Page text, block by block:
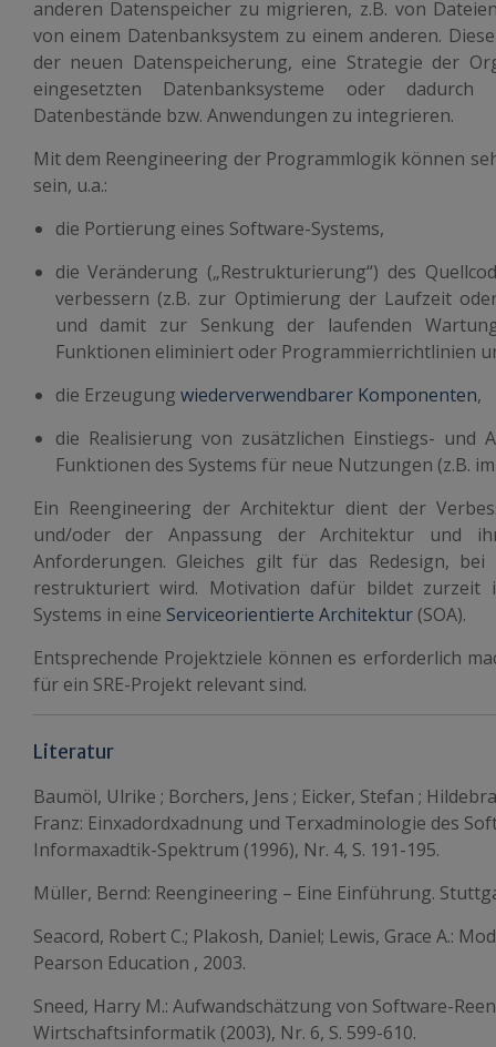
anderen Datenspeicher zu migrieren, z.B. von
von einem Datenbanksystem zu einem anderen.
der neuen Datenspeicherung, eine Strategie der
eingesetzten Datenbanksysteme oder
Datenbestände bzw. Anwendungen zu integrieren.
Mit dem Reengineering der Programmlogik können
sein, u.a.:
die Portierung eines Software-Systems,
die Veränderung („Restrukturierung“) des
verbessern (z.B. zur Optimierung der Laufzeit
und damit zur Senkung der laufenden
Funktionen eliminiert oder Programmierrichtlinien
die Erzeugung wiederverwendbarer Komponenten,
die Realisierung von zusätzlichen Einstiegs- und
Funktionen des Systems für neue Nutzungen (z.B.
Ein Reengineering der Architektur dient der
und/oder der Anpassung der Architektur und
Anforderungen. Gleiches gilt für das Redesign,
restrukturiert wird. Motivation dafür bildet zurzeit
Systems in eine Serviceorientierte Architektur(SOA).
Entsprechende Projektziele können es erforderlich
für ein SRE-Projekt relevant sind.
Literatur
Baumöl, Ulrike ; Borchers, Jens ; Eicker, Stefan ;
Franz: Einxadordxadnung und Terxadminologie des
Informaxadtik-Spektrum (1996), Nr. 4, S. 191-195.
Müller, Bernd: Reengineering – Eine Einführung.
Seacord, Robert C.; Plakosh, Daniel; Lewis, Grace A.:
Pearson Education , 2003.
Sneed, Harry M.: Aufwandschätzung von Software-
Wirtschaftsinformatik (2003), Nr. 6, S. 599-610.